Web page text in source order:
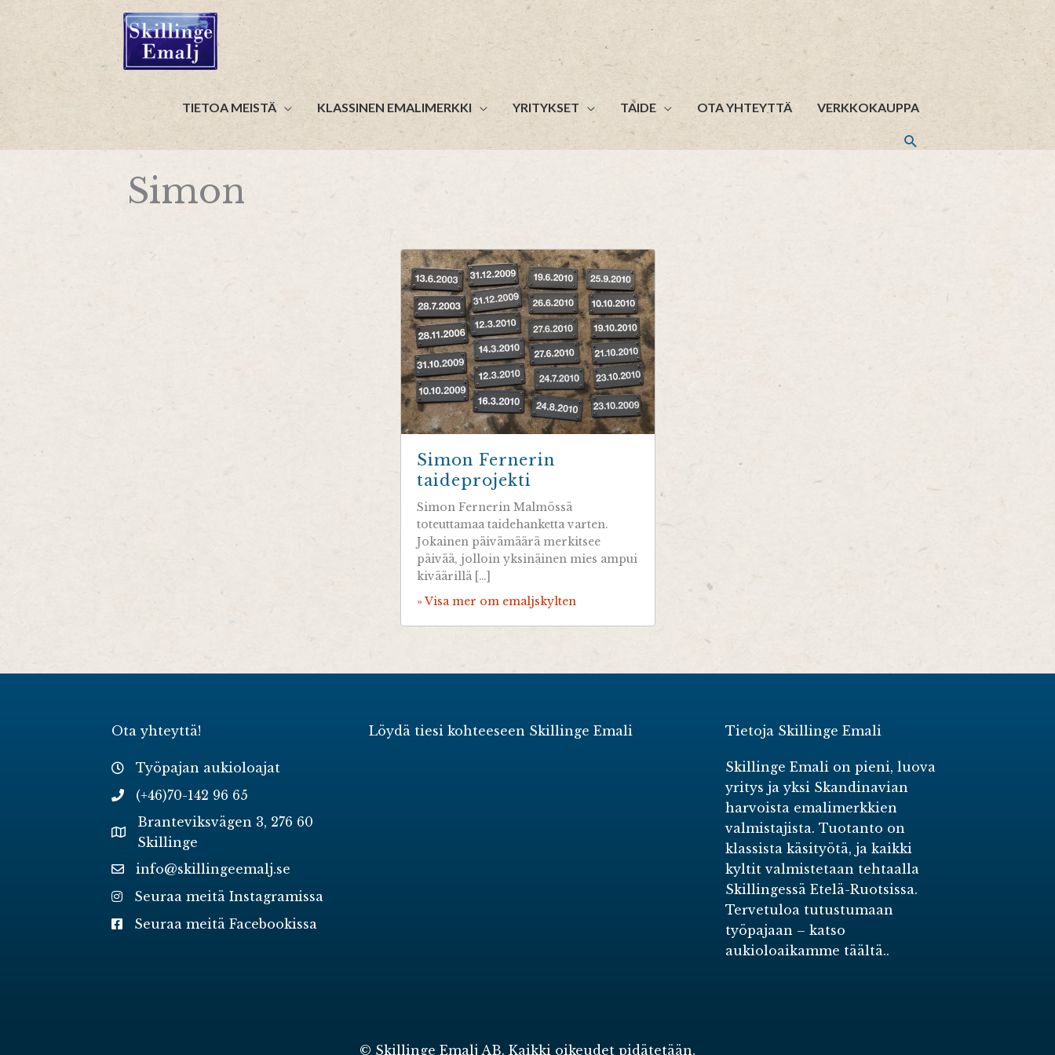
TIETOA MEISTÄ KLASSINEN EMALIMERKKI YRITYKSET TAIDE OTA YHTEYTTÄ VERKKOKAUPPA
Simon
Simon Fernerin
taideprojekti
Simon Fernerin Malmössä
toteuttamaa taidehanketta varten.
Jokainen päivämäärä merkitsee
päivää, jolloin yksinäinen mies ampui
kiväärillä […]
» Visa mer om emaljskylten
Ota yhteyttä!
Työpajan aukioloajat
(+46)70-142 96 65
Branteviksvägen 3, 276 60
Skillinge
info@skillingeemalj.se
Seuraa meitä Instagramissa
Seuraa meitä Facebookissa
Löydä tiesi kohteeseen Skillinge Emali Tietoja Skillinge Emali
Skillinge Emali on pieni, luova
yritys ja yksi Skandinavian
harvoista emalimerkkien
valmistajista. Tuotanto on
klassista käsityötä, ja kaikki
kyltit valmistetaan tehtaalla
Skillingessä Etelä-Ruotsissa.
Tervetuloa tutustumaan
työpajaan –katso
aukioloaikamme täältä..
© Skillinge Emalj AB. Kaikki oikeudet pidätetään.